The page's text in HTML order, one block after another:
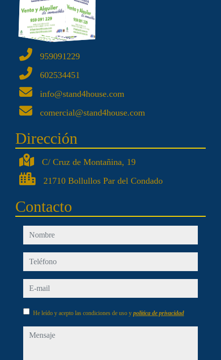
959091229
602534451
info@stand4house.com
comercial@stand4house.com
Dirección
C/ Cruz de Montañina, 19
21710 Bollullos Par del Condado
Contacto
nombre
teléfono
e-mail
He leído y acepto las condiciones de uso y política de privacidad
mensaje